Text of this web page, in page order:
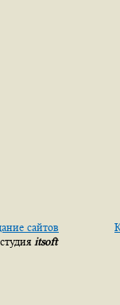
сайтов
itsoft